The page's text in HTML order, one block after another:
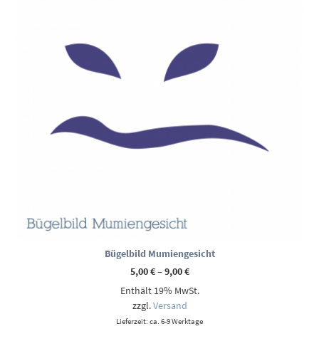
Bügelbild Mumiengesicht
5,00€–9,00€Preisspanne:
bis
Enthält 19% MwSt.
zzgl.Versand
Lieferzeit: ca. 6-9 Werktage